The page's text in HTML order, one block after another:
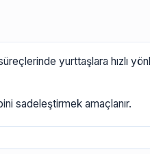
yurttaşlara hızlı
sadeleştirmek amaçlanır.